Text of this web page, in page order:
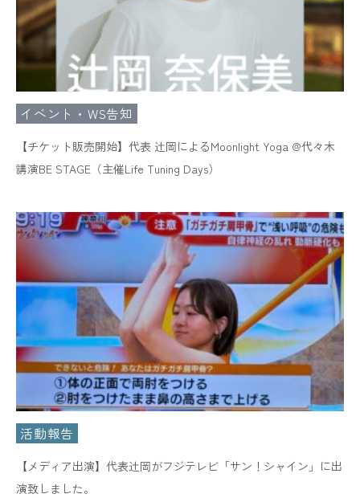
イベント・WS告知
【チケット販売開始】代表 辻岡によるMoonlight Yoga @代々木
講演BE STAGE（主催Life Tuning Days）
活動報告
【メディア出演】代表辻岡がフジテレビ「サン！シャイン」に出
演致しました。